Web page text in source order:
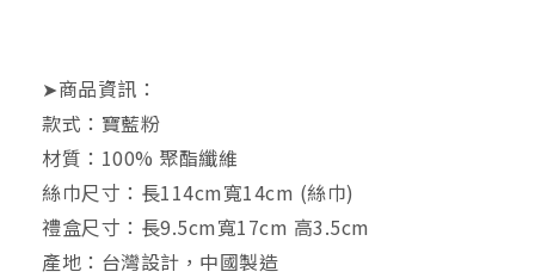
➤商品資訊：
款式：寶藍粉
材質：100% 聚酯纖維
絲巾尺寸： 長114cm寬14cm (絲巾)
禮盒尺寸：長9.5cm寬17cm 高3.5cm
產地：台灣設計，中國製造